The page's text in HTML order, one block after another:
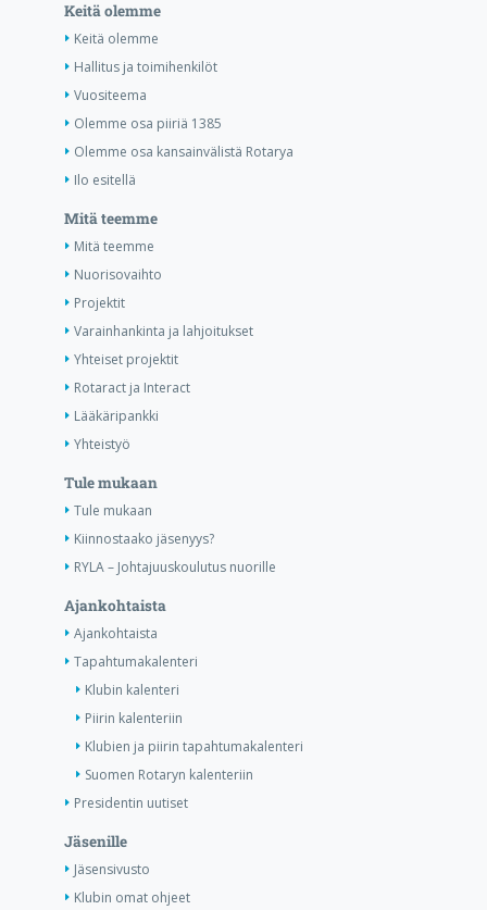
Keitä olemme
Keitä olemme
Hallitus ja toimihenkilöt
Vuositeema
Olemme osa piiriä 1385
Olemme osa kansainvälistä Rotarya
Ilo esitellä
Mitä teemme
Mitä teemme
Nuorisovaihto
Projektit
Varainhankinta ja lahjoitukset
Yhteiset projektit
Rotaract ja Interact
Lääkäripankki
Yhteistyö
Tule mukaan
Tule mukaan
Kiinnostaako jäsenyys?
RYLA – Johtajuuskoulutus nuorille
Ajankohtaista
Ajankohtaista
Tapahtumakalenteri
Klubin kalenteri
Piirin kalenteriin
Klubien ja piirin tapahtumakalenteri
Suomen Rotaryn kalenteriin
Presidentin uutiset
Jäsenille
Jäsensivusto
Klubin omat ohjeet